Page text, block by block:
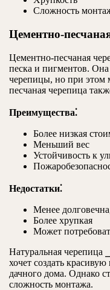
Сложность
Цементно-
Цементно-песчаная
песка и пигментов.
черепицы, но при этом
песчаная черепица
Преимущества⁚
Более низкая
Меньший вес
Устойчивость к
Недостатки⁚
Менее
Более хрупкая
Может
Натуральная черепица
хочет создать
дачного дома. Однако
сложность монтажа.